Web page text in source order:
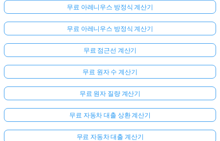
무료 아레니우스 방정식 계산기
무료 아레니우스 방정식 계산기
무료 점근선 계산기
무료 원자 수 계산기
무료 원자 질량 계산기
무료 자동차 대출 상환 계산기
무료 자동차 대출 계산기